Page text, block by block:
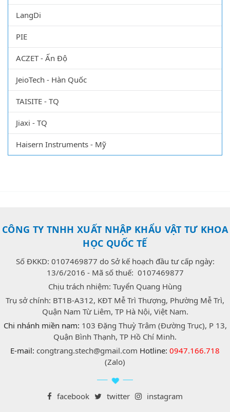
LangDi
PIE
ACZET - Ấn Độ
JeioTech - Hàn Quốc
TAISITE - TQ
Jiaxi - TQ
Haisern Instruments - Mỹ
CÔNG TY TNHH XUẤT NHẬP KHẨU VẬT TƯ KHOA
HỌC QUỐC TẾ
Số ĐKKD: 0107469877 do Sở kế hoạch đầu tư cấp ngày:
13/6/2016 - Mã số thuế: 0107469877
Chịu trách nhiệm: Tuyển Quang Hùng
Trụ sở chính: BT1B-A312, KĐT Mễ Trì Thượng, Phường Mễ Trì,
Quận Nam Từ Liêm, TP Hà Nội, Việt Nam.
Chi nhánh miền nam: 103 Đặng Thuỳ Trâm (Đường Trục), P 13,
Quận Bình Thạnh, TP Hồ Chí Minh.
E-mail: congtrang.stech@gmail.com Hotline: 0947.166.718
(Zalo)
facebook twitter instagram